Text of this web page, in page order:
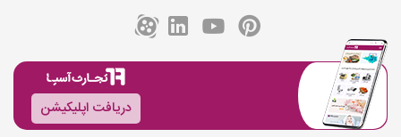
دریافت اپلیکیشن